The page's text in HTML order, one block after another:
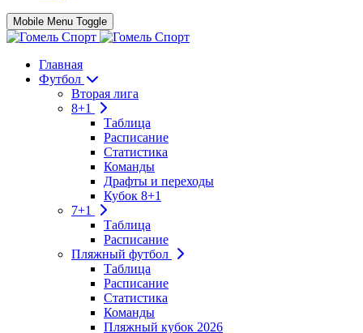
Mobile Menu Toggle
Главная
Футбол
Вторая лига
8+1
Таблица
Расписание
Статистика
Команды
Драфты и переходы
Кубок 8+1
7+1
Таблица
Расписание
Пляжный футбол
Таблица
Расписание
Статистика
Команды
Пляжный кубок 2026